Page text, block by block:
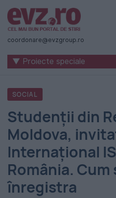
Știri
naționale
internaționale
România
-
Evenimentul
Zilei
coordonare@evzgroup.ro
▼ Proiecte speciale
SOCIAL
Studenții din
Moldova,
Internațional
România. Cum
înregistra